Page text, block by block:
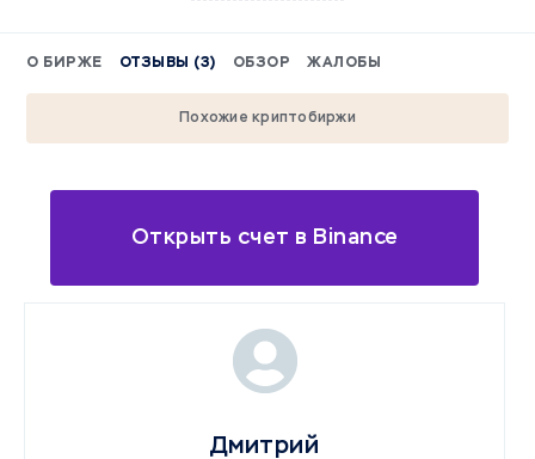
О БИРЖЕ ОТЗЫВЫ (3) ОБЗОР ЖАЛОБЫ
Похожие криптобиржи
Открыть счет в Binance
Дмитрий